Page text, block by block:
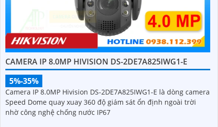
CAMERA IP 8.0MP HIVISION DS-2DE7A825IWG1-E
5%-35%
Camera IP 8.0MP Hivision DS-2DE7A825IWG1-E là dòng camera
Speed Dome quay xuay 360 độ giám sát ổn định ngoài trời
nhờ công nghệ chống nước IP67